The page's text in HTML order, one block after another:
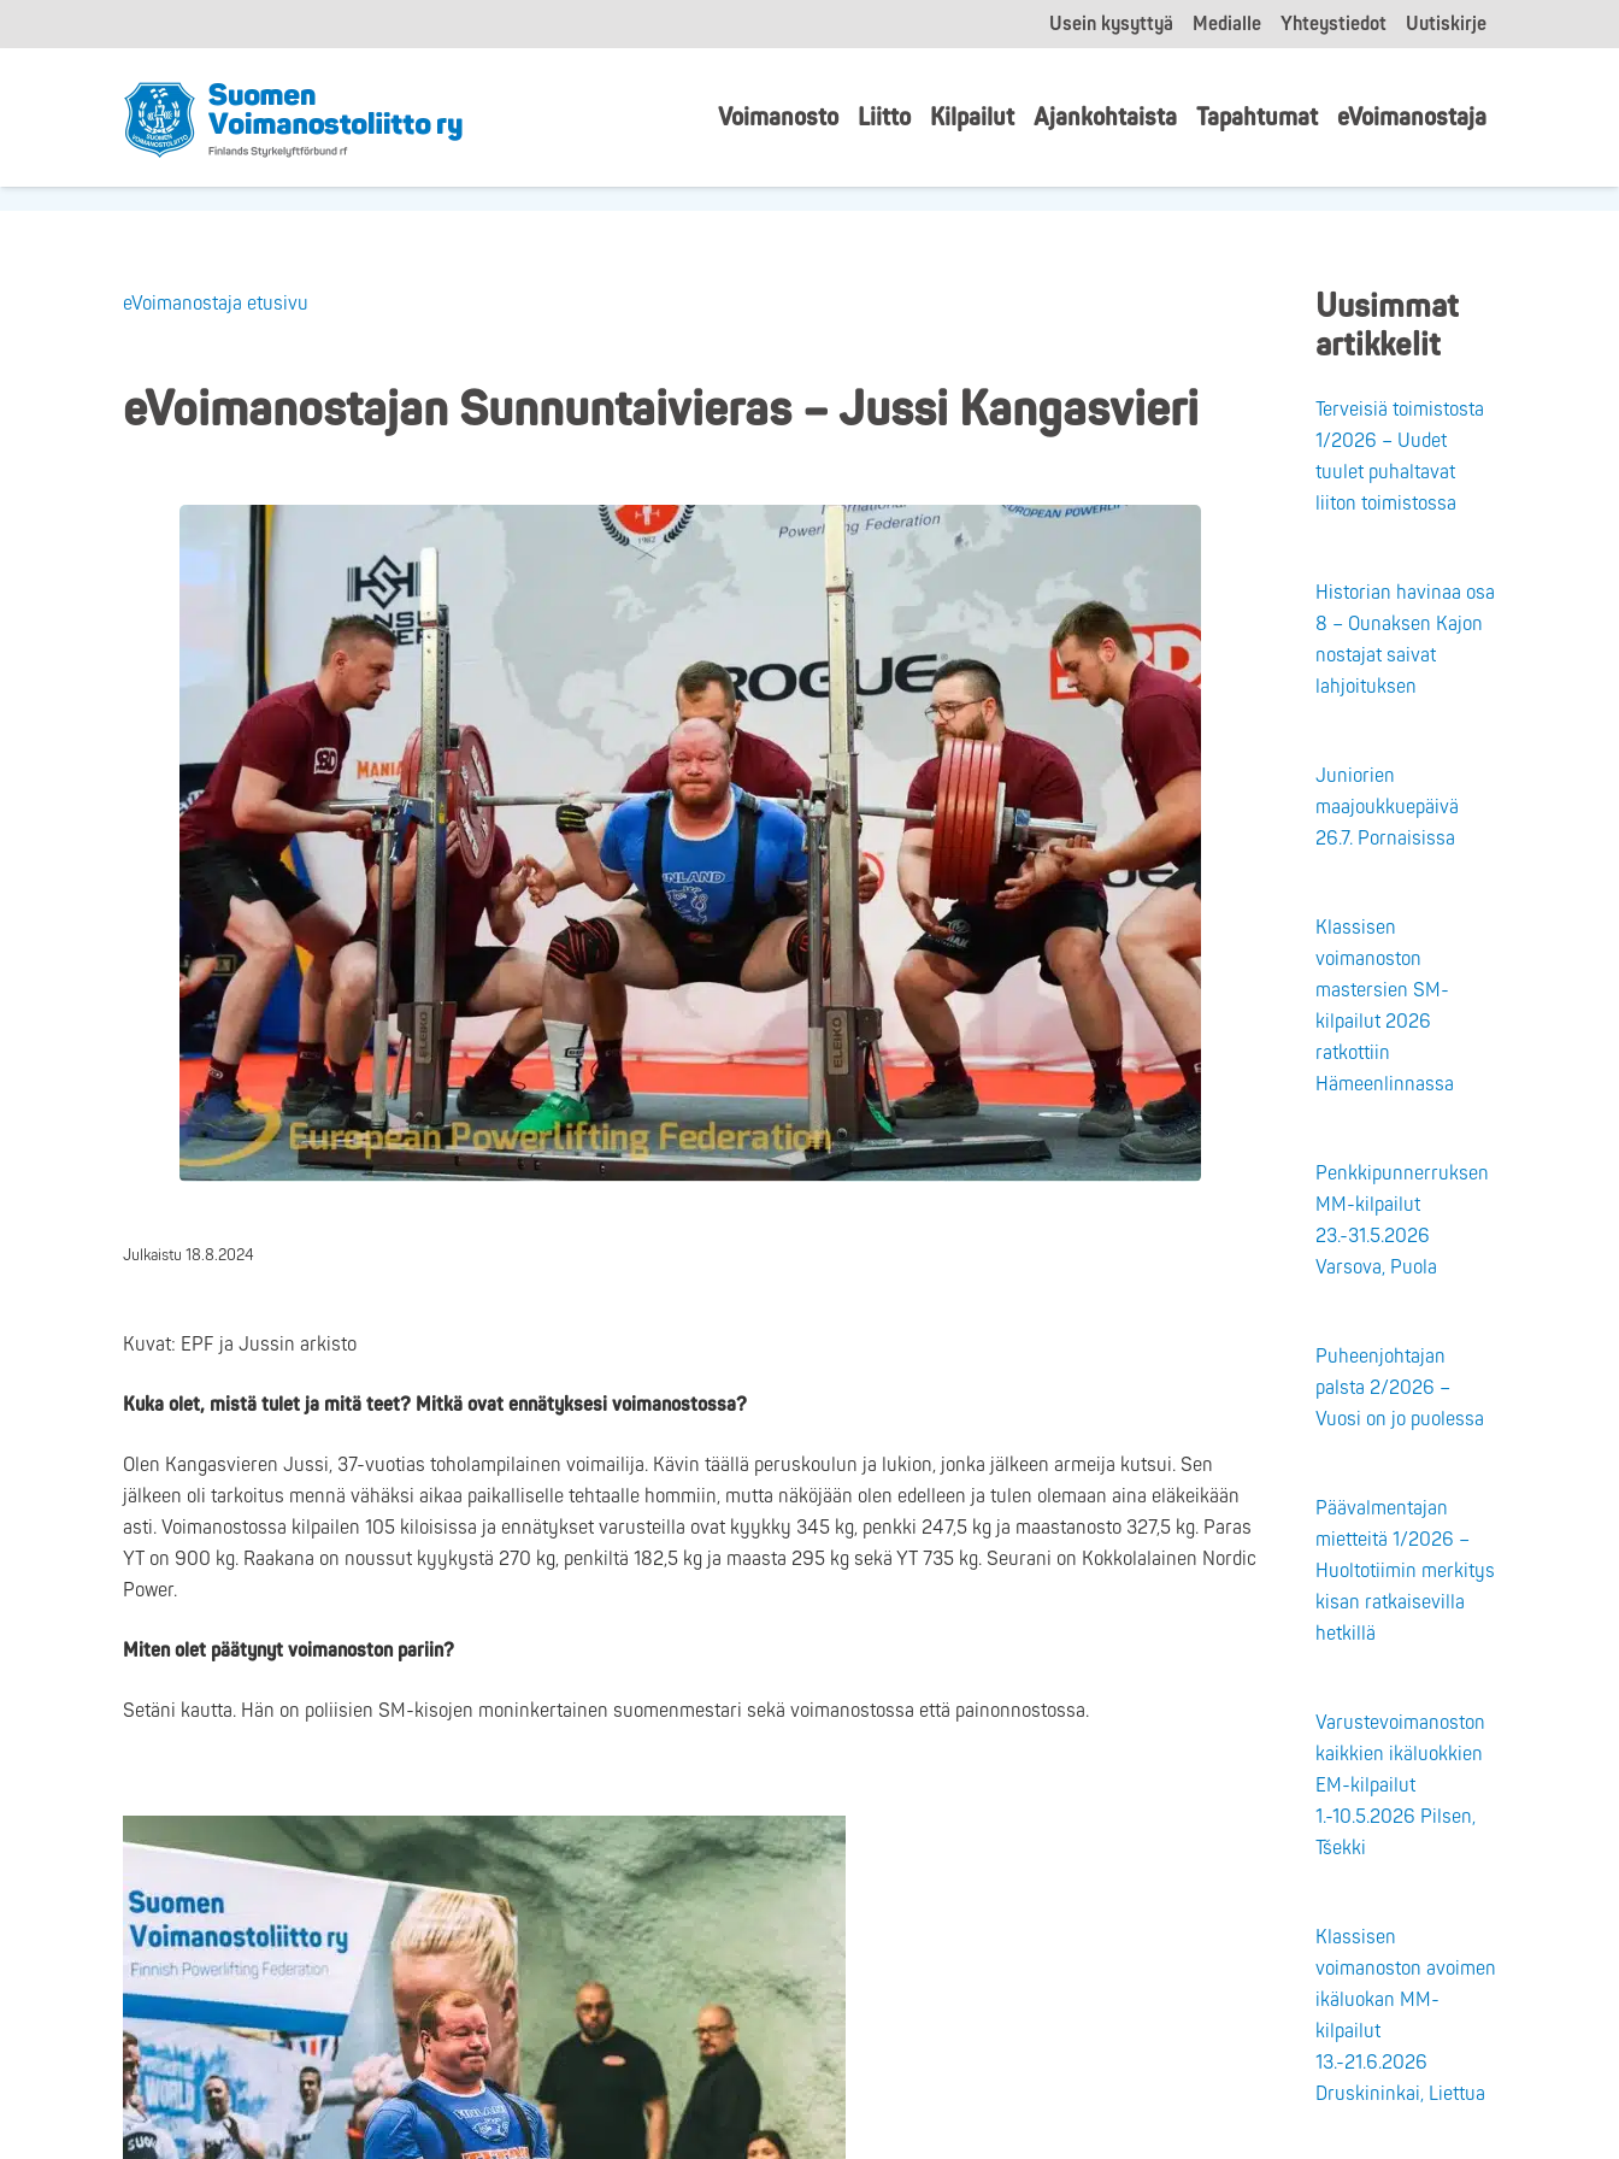
Usein kysyttyä Medialle Yhteystiedot Uutiskirje
Voimanosto Liitto Kilpailut Ajankohtaista Tapahtumat eVoimanostaja
eVoimanostaja etusivu
eVoimanostajan Sunnuntaivieras – Jussi Kangasvieri
Julkaistu 18.8.2024
Kuvat: EPF ja Jussin arkisto
Kuka olet, mistä tulet ja mitä teet? Mitkä ovat ennätyksesi voimanostossa?
Olen Kangasvieren Jussi, 37-vuotias toholampilainen voimailija. Kävin täällä peruskoulun ja lukion, jonka jälkeen armeija kutsui. Sen
jälkeen oli tarkoitus mennä vähäksi aikaa paikalliselle tehtaalle hommiin, mutta näköjään olen edelleen ja tulen olemaan aina eläkeikään
asti. Voimanostossa kilpailen 105 kiloisissa ja ennätykset varusteilla ovat kyykky 345 kg, penkki 247,5 kg ja maastanosto 327,5 kg. Paras
YT on 900 kg. Raakana on noussut kyykystä 270 kg, penkiltä 182,5 kg ja maasta 295 kg sekä YT 735 kg. Seurani on Kokkolalainen Nordic
Power.
Miten olet päätynyt voimanoston pariin?
Setäni kautta. Hän on poliisien SM-kisojen moninkertainen suomenmestari sekä voimanostossa että painonnostossa.
Uusimmat
artikkelit
Terveisiä toimistosta
1/2026 – Uudet
tuulet puhaltavat
liiton toimistossa
Historian havinaa osa
8 – Ounaksen Kajon
nostajat saivat
lahjoituksen
Juniorien
maajoukkuepäivä
26.7. Pornaisissa
Klassisen
voimanoston
mastersien SM-
kilpailut 2026
ratkottiin
Hämeenlinnassa
Penkkipunnerruksen
MM-kilpailut
23.-31.5.2026
Varsova, Puola
Puheenjohtajan
palsta 2/2026 –
Vuosi on jo puolessa
Päävalmentajan
mietteitä 1/2026 –
Huoltotiimin merkitys
kisan ratkaisevilla
hetkillä
Varustevoimanoston
kaikkien ikäluokkien
EM-kilpailut
1.-10.5.2026 Pilsen,
Tšekki
Klassisen
voimanoston avoimen
ikäluokan MM-
kilpailut
13.-21.6.2026
Druskininkai, Liettua